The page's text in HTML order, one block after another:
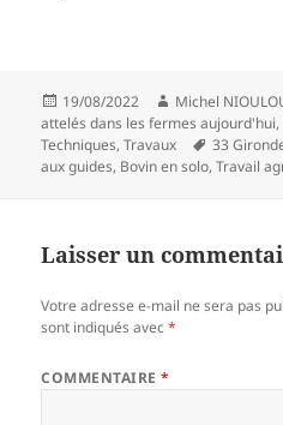
Publié
le
19/08/2022 Auteur
Michel
attelés dans les fermes aujourd'hui,
Techniques,Travaux
Mots-
clés
33
aux guides, Bovin en solo,Travail
Laisser un
Votre adresse e-mail ne sera pas
sont indiqués avec*
COMMENTAIRE*